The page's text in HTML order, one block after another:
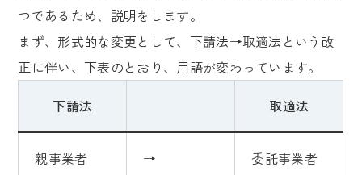
つであるため、説明をします。
まず、形式的な変更として、下請法→取適法という改
正に伴い、下表のとおり、用語が変わっています。
下請法
取適法
親事業者 → 委託事業者